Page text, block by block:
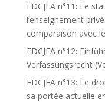
EDCJFA n°11: Le
l’enseignement
comparaison avec
EDCJFA n°12:
Verfassungsrecht
EDCJFA n°13: Le
sa portée actuelle